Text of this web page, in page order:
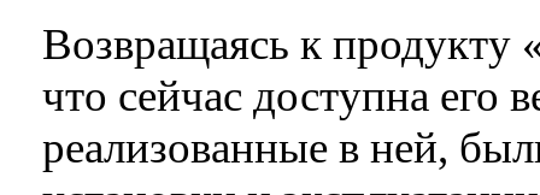
Возвращаясь к
что сейчас доступна его
реализованные в ней,